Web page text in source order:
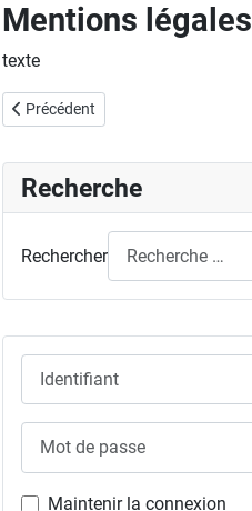
Maintenir la connexion
Mentions légales
texte
Article précédent : Ressources
Précédent
Recherche
Rechercher